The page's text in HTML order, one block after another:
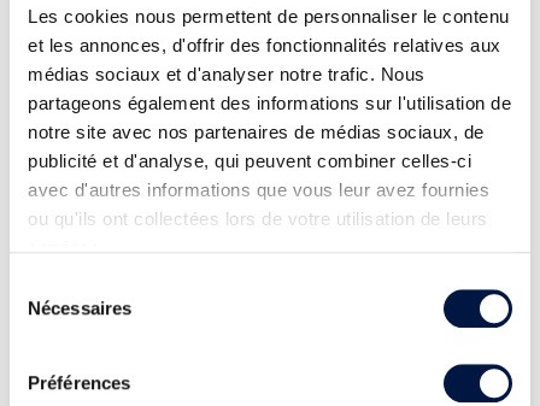
Les cookies nous permettent de personnaliser le contenu
et les annonces, d'offrir des fonctionnalités relatives aux
médias sociaux et d'analyser notre trafic. Nous
partageons également des informations sur l'utilisation de
notre site avec nos partenaires de médias sociaux, de
publicité et d'analyse, qui peuvent combiner celles-ci
avec d'autres informations que vous leur avez fournies
ou qu'ils ont collectées lors de votre utilisation de leurs
Nécessaires
Préférences
Marathon Running
BMW Berlin-Marathon 2026
24.09. - 27.09.2026
dossard et vis l'un des...